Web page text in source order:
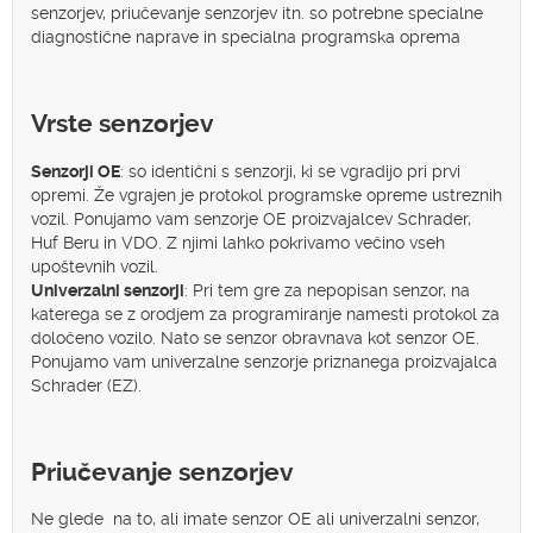
senzorjev, priučevanje senzorjev itn. so potrebne specialne
diagnostične naprave in specialna programska oprema
Vrste senzorjev
Senzorji OE: so identični s senzorji, ki se vgradijo pri prvi
opremi. Že vgrajen je protokol programske opreme ustreznih
vozil. Ponujamo vam senzorje OE proizvajalcev Schrader,
Huf Beru in VDO. Z njimi lahko pokrivamo večino vseh
upoštevnih vozil.
Univerzalni senzorji: Pri tem gre za nepopisan senzor, na
katerega se z orodjem za programiranje namesti protokol za
določeno vozilo. Nato se senzor obravnava kot senzor OE.
Ponujamo vam univerzalne senzorje priznanega proizvajalca
Schrader (EZ).
Priučevanje senzorjev
Ne glede na to, ali imate senzor OE ali univerzalni senzor,